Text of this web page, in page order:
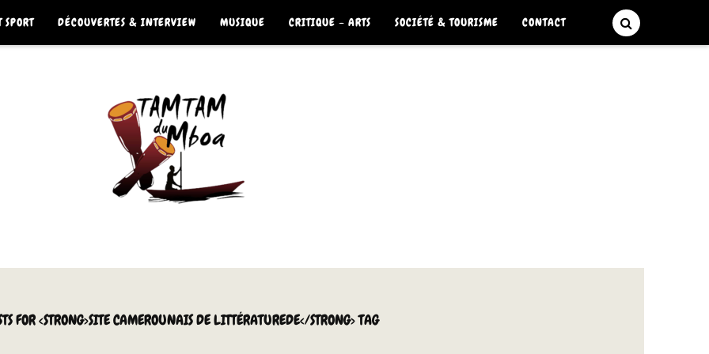
DÉCOUVERTES & INTERVIEW MUSIQUE CRITIQUE – ARTS SOCIÉTÉ & TOURISME CONTACT
FOR <STRONG>SITE CAMEROUNAIS DE LITTÉRATUREDE</STRONG> TAG